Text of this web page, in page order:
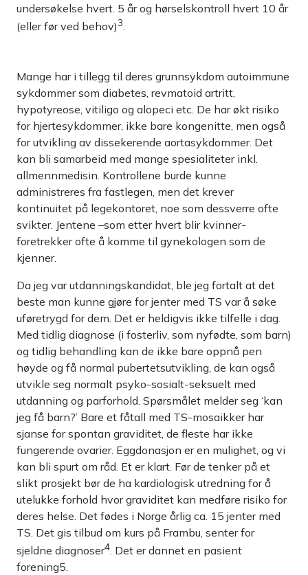
undersøkelse hvert. 5 år og hørselskontroll hvert 10 år
(eller før ved behov)3.
Mange har i tillegg til deres grunnsykdom autoimmune
sykdommer som diabetes, revmatoid artritt,
hypotyreose, vitiligo og alopeci etc. De har økt risiko
for hjertesykdommer, ikke bare kongenitte, men også
for utvikling av dissekerende aortasykdommer. Det
kan bli samarbeid med mange spesialiteter inkl.
allmennmedisin. Kontrollene burde kunne
administreres fra fastlegen, men det krever
kontinuitet på legekontoret, noe som dessverre ofte
svikter. Jentene –som etter hvert blir kvinner-
foretrekker ofte å komme til gynekologen som de
kjenner.
Da jeg var utdanningskandidat, ble jeg fortalt at det
beste man kunne gjøre for jenter med TS var å søke
uføretrygd for dem. Det er heldigvis ikke tilfelle i dag.
Med tidlig diagnose (i fosterliv, som nyfødte, som barn)
og tidlig behandling kan de ikke bare oppnå pen
høyde og få normal pubertetsutvikling, de kan også
utvikle seg normalt psyko-sosialt-seksuelt med
utdanning og parforhold. Spørsmålet melder seg ‘kan
jeg få barn?’ Bare et fåtall med TS-mosaikker har
sjanse for spontan graviditet, de fleste har ikke
fungerende ovarier. Eggdonasjon er en mulighet, og vi
kan bli spurt om råd. Et er klart. Før de tenker på et
slikt prosjekt bør de ha kardiologisk utredning for å
utelukke forhold hvor graviditet kan medføre risiko for
deres helse. Det fødes i Norge årlig ca. 15 jenter med
TS. Det gis tilbud om kurs på Frambu, senter for
sjeldne diagnoser4 . Det er dannet en pasient
forening5.